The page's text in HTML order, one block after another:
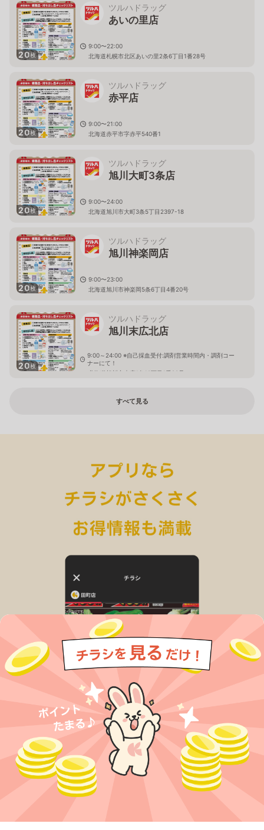
20枚
ツルハドラッグ
あいの里店
9:00〜22:00
北海道札幌市北区あいの里2条6丁目1番28号
20枚
ツルハドラッグ
赤平店
9:00〜21:00
北海道赤平市字赤平540番1
20枚
ツルハドラッグ
旭川大町3条店
9:00〜24:00
北海道旭川市大町3条5丁目2397-18
20枚
ツルハドラッグ
旭川神楽岡店
9:00〜23:00
北海道旭川市神楽岡5条6丁目4番20号
20枚
ツルハドラッグ
旭川末広北店
9:00～24:00 ※自己採血受付:調剤営業時間内・調剤コー
ナーにて！
北海道旭川市末広1条10丁目1番20号
すべて見る